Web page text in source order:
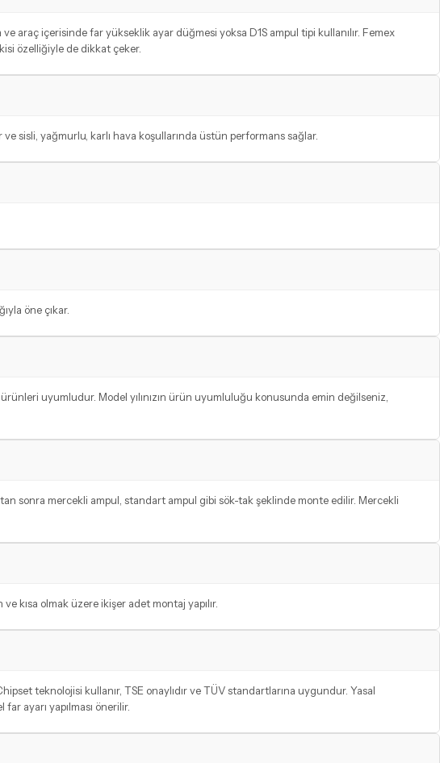
araç içerisinde far yükseklik ayar düğmesi yoksa D1S ampul tipi kullanılır. Femex
özelliğiyle de dikkat çeker.
sisli, yağmurlu, karlı hava koşullarında üstün performans sağlar.
öne çıkar.
uyumludur. Model yılınızın ürün uyumluluğu konusunda emin değilseniz,
sonra mercekli ampul, standart ampul gibi sök-tak şeklinde monte edilir. Mercekli
kısa olmak üzere ikişer adet montaj yapılır.
teknolojisi kullanır, TSE onaylıdır ve TÜV standartlarına uygundur. Yasal
ayarı yapılması önerilir.